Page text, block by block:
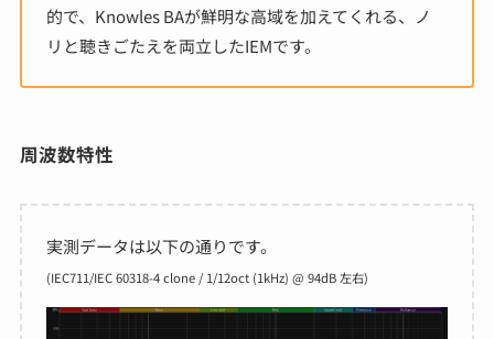
的で、Knowles BAが鮮明な高域を加えてくれる、ノ
リと聴きごたえを両立したIEMです。
周波数特性
実測データは以下の通りです。
(IEC711/IEC 60318-4 clone / 1/12oct (1kHz) @ 94dB 左右)